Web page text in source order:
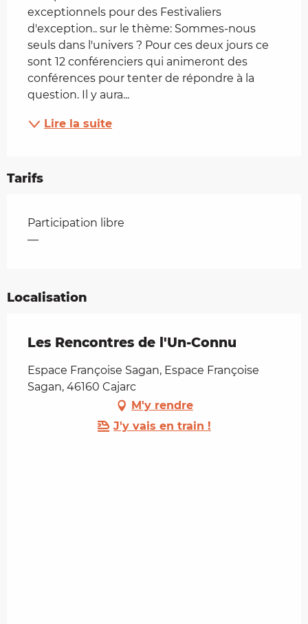
exceptionnels pour des Festivaliers
d'exception.. sur le thème: Sommes-nous
seuls dans l'univers ? Pour ces deux jours ce
sont 12 conférenciers qui animeront des
conférences pour tenter de répondre à la
question. Il y aura...
Lire la suite
Tarifs
Tarifs 2026
Participation libre
—
Localisation
Les Rencontres de l'Un-Connu
Espace Françoise Sagan, Espace Françoise
Sagan, 46160 Cajarc
M'y rendre
J'y vais en train !